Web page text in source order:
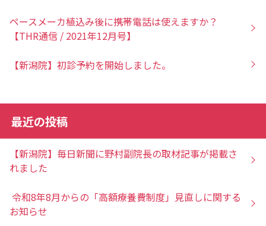
ペースメーカ植込み後に携帯電話は使えますか？
【THR通信 / 2021年12月号】
【新潟院】初診予約を開始しました。
最近の投稿
【新潟院】毎日新聞に野村副院長の取材記事が掲載さ
れました
令和8年8月からの「高額療養費制度」見直しに関する
お知らせ